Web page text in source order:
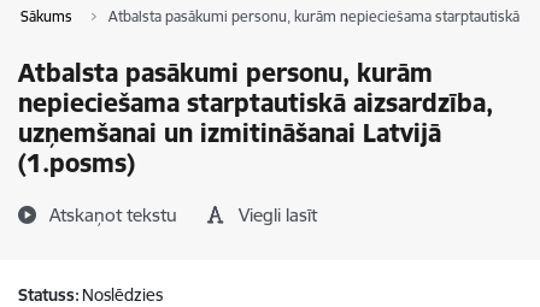
Sākums Atbalsta pasākumi personu, kurām nepieciešama starptautiskā
Atbalsta pasākumi personu, kurām
nepieciešama starptautiskā aizsardzība,
uzņemšanai un izmitināšanai Latvijā
(1.posms)
Atskaņot tekstu Viegli lasīt
Statuss: Noslēdzies